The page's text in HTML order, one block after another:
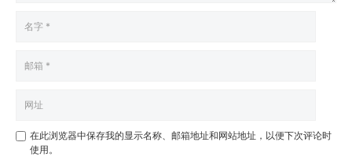
在此浏览器中保存我的显示名称、邮箱地址和网站地址，以便下次评论时
使用。